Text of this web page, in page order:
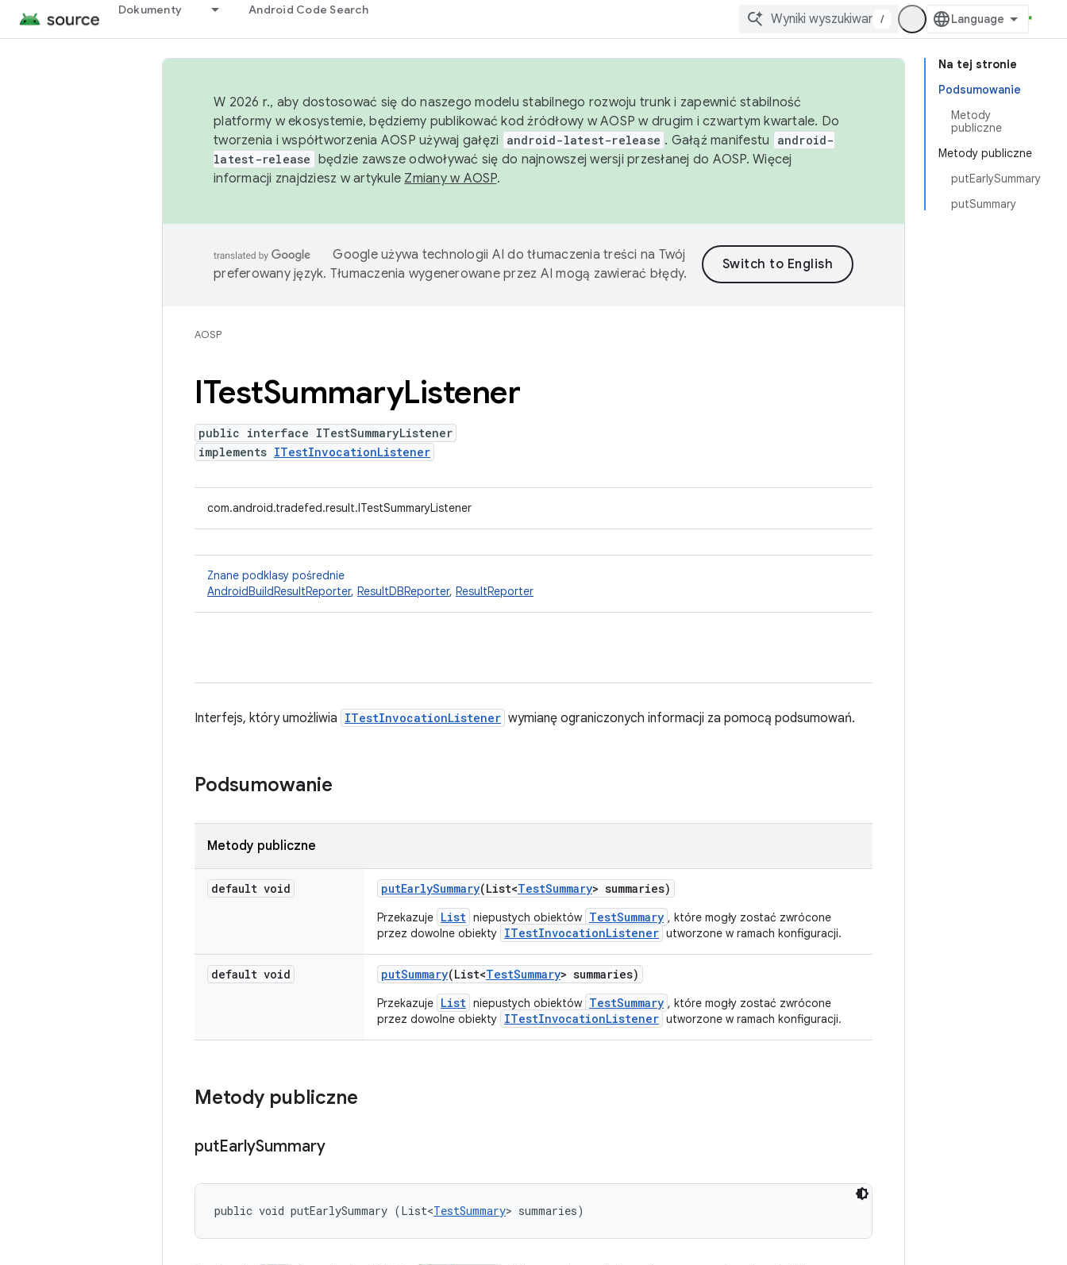
Dokumenty Android Code Search
/
Na tej stronie
Podsumowanie
Metody
publiczne
Metody publiczne
putEarlySummary
putSummary
W 2026 r., aby dostosować się do naszego modelu stabilnego rozwoju trunk i zapewnić stabilność
platformy w ekosystemie, będziemy publikować kod źródłowy w AOSP w drugim i czwartym kwartale. Do
tworzenia i współtworzenia AOSP używaj gałęzi
android-latest-release . Gałąź manifestu
android-
latest-release będzie zawsze odwoływać się do najnowszej wersji przesłanej do AOSP. Więcej
informacji znajdziesz w artykule Zmiany w AOSP.
Google używa technologii AI do tłumaczenia treści na Twój
preferowany język. Tłumaczenia wygenerowane przez AI mogą zawierać błędy.
AOSP
ITestSummaryListener
public interface ITestSummaryListener
implements ITestInvocationListener
com.android.tradefed.result.ITestSummaryListener
Znane podklasy pośrednie
AndroidBuildResultReporter, ResultDBReporter, ResultReporter
Interfejs, który umożliwia ITestInvocationListener wymianę ograniczonych informacji za pomocą podsumowań.
Podsumowanie
Metody publiczne
default void putEarlySummary(List<TestSummary> summaries)
Przekazuje List niepustych obiektów TestSummary , które mogły zostać zwrócone
przez dowolne obiekty ITestInvocationListener utworzone w ramach konfiguracji.
default void putSummary(List<TestSummary> summaries)
Przekazuje List niepustych obiektów TestSummary , które mogły zostać zwrócone
przez dowolne obiekty ITestInvocationListener utworzone w ramach konfiguracji.
Metody publiczne
putEarlySummary
public void putEarlySummary (List<TestSummary> summaries)